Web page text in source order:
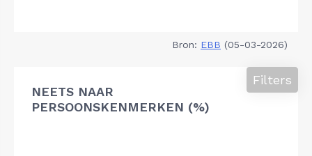
Bron: EBB (05-03-2026)
NEETS NAAR
PERSOONSKENMERKEN (%)
Filters